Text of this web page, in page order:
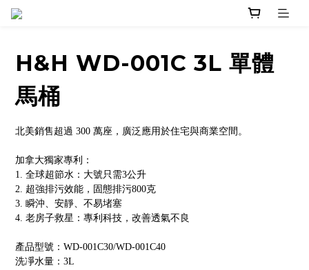
H&H WD-001C 3L 單體
馬桶
北美銷售超過 300 萬座，廣泛應用於住宅與商業空間。
加拿大獨家專利：
1. 全球超節水：大號只需3公升
2. 超強排污效能，固態排污800克
3. 瞬沖、安靜、不易堵塞
4. 老房子救星：專利科技，改善透氣不良
產品型號：WD-001C30/WD-001C40
洗凈水量：3L